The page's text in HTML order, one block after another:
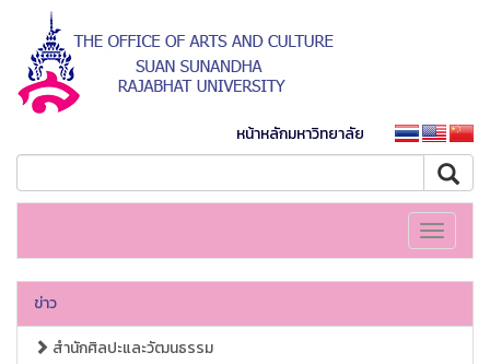
หน้าหลักมหาวิทยาลัย
Toggle
ข่าว
สำนักศิลปะและวัฒนธรรม